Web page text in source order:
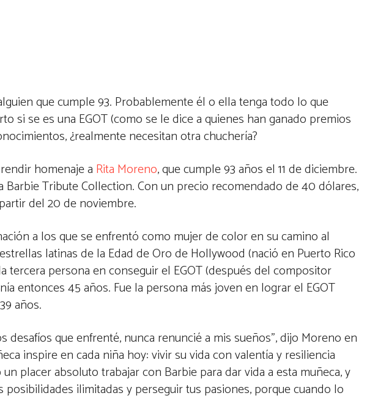
que cumple 93. Probablemente él o ella tenga todo lo que
si se es una EGOT (como se le dice a quienes han ganado premios
¿realmente necesitan otra chuchería?
homenaje a Rita Moreno, que cumple 93 años el 11 de diciembre.
Tribute Collection. Con un precio recomendado de 40 dólares,
del 20 de noviembre.
a los que se enfrentó como mujer de color en su camino al
latinas de la Edad de Oro de Hollywood (nació en Puerto Rico
tercera persona en conseguir el EGOT (después del compositor
entonces 45 años. Fue la persona más joven en lograr el EGOT
años.
desafíos que enfrenté, nunca renuncié a mis sueños”, dijo Moreno en
inspire en cada niña hoy: vivir su vida con valentía y resiliencia
placer absoluto trabajar con Barbie para dar vida a esta muñeca, y
ilimitadas y perseguir tus pasiones, porque cuando lo